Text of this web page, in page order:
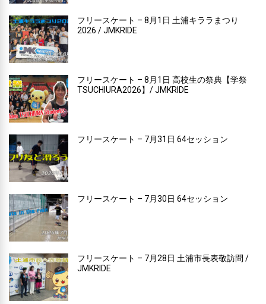
フリースケート – 8月1日 土浦キララまつり
2026 / JMKRIDE
フリースケート – 8月1日 高校生の祭典【学祭
TSUCHIURA2026】/ JMKRIDE
フリースケート – 7月31日 64セッション
フリースケート – 7月30日 64セッション
フリースケート – 7月28日 土浦市長表敬訪問 /
JMKRIDE